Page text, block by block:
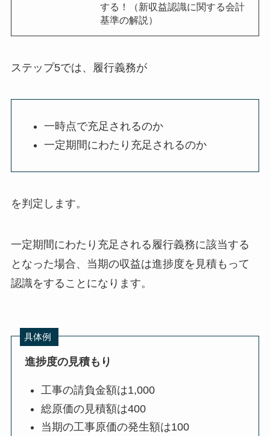
する！（新収益認識に関する会計
基準の解説）
ステップ5では、履行義務が
一時点で充足されるのか
一定期間にわたり充足されるのか
を判定します。
一定期間にわたり充足される履行義務に該当する
となった場合、当期の収益は進捗度を見積もって
認識をすることになります。
具体例
進捗度の見積もり
工事の請負金額は1,000
総原価の見積額は400
当期の工事原価の発生額は100